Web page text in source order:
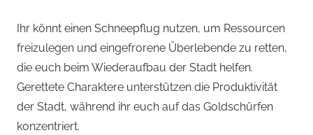
Ihr könnt einen Schneepflug nutzen, um Ressourcen
freizulegen und eingefrorene Überlebende zu retten,
die euch beim Wiederaufbau der Stadt helfen.
Gerettete Charaktere unterstützen die Produktivität
der Stadt, während ihr euch auf das Goldschürfen
konzentriert.